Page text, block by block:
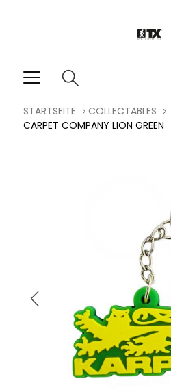
STARTSEITE COLLECTABLES
CARPET COMPANY LION GREEN